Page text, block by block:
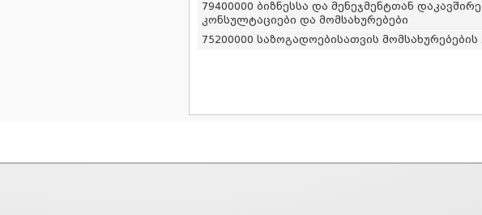
79400000 ბიზნესსა და მენეჯმენტთან
კონსულტაციები და მომსახურებები
75200000 საზოგადოებისათვის მომსახურებების